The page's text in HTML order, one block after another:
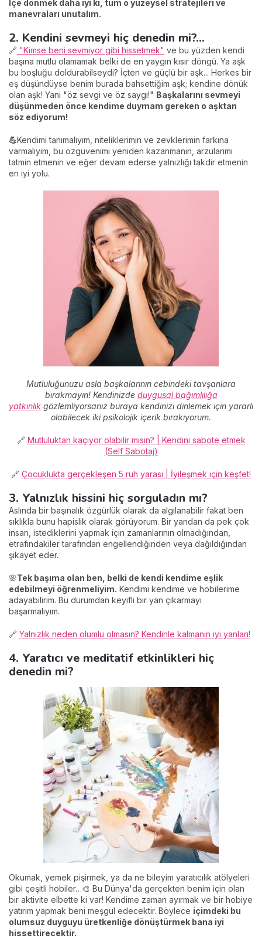
İçe dönmek daha iyi ki, tüm o yüzeysel stratejileri ve
manevraları unutalım.
2. Kendini sevmeyi hiç denedin mi?...
🔗 "Kimse beni sevmiyor gibi hissetmek" ve bu yüzden kendi
başına mutlu olamamak belki de en yaygın kısır döngü. Ya aşk
bu boşluğu doldurabilseydi? İçten ve güçlü bir aşk... Herkes bir
eş düşündüyse benim burada bahsettiğim aşk; kendine dönük
olan aşk! Yani "öz sevgi ve öz saygı!" Başkalarını sevmeyi
düşünmeden önce kendime duymam gereken o aşktan
söz ediyorum!
💪Kendimi tanımalıyım, niteliklerimin ve zevklerimin farkına
varmalıyım, bu özgüvenimi yeniden kazanmanın, arzularımı
tatmin etmenin ve eğer devam ederse yalnızlığı takdir etmenin
en iyi yolu.
Mutluluğunuzu asla başkalarının cebindeki tavşanlara
bırakmayın! Kendinizde duygusal bağımlılığa
yatkınlık gözlemliyorsanız buraya kendinizi dinlemek için yararlı
olabilecek iki psikolojik içerik bırakıyorum.
🔗 Mutluluktan kaçıyor olabilir misin? | Kendini sabote etmek
(Self Sabotaj)
🔗 Çocuklukta gerçekleşen 5 ruh yarası | İyileşmek için keşfet!
3. Yalnızlık hissini hiç sorguladın mı?
Aslında bir başınalık özgürlük olarak da algılanabilir fakat ben
sıklıkla bunu hapislik olarak görüyorum. Bir yandan da pek çok
insan, istediklerini yapmak için zamanlarının olmadığından,
etrafındakiler tarafından engellendiğinden veya dağıldığından
şikayet eder.
🌸Tek başıma olan ben, belki de kendi kendime eşlik
edebilmeyi öğrenmeliyim. Kendimi kendime ve hobilerime
adayabilirim. Bu durumdan keyifli bir yan çıkarmayı
başarmalıyım.
🔗 Yalnızlık neden olumlu olmasın? Kendinle kalmanın iyi yanları!
4. Yaratıcı ve meditatif etkinlikleri hiç
denedin mi?
Okumak, yemek pişirmek, ya da ne bileyim yaratıcılık atölyeleri
gibi çeşitli hobiler…🎨 Bu Dünya'da gerçekten benim için olan
bir aktivite elbette ki var! Kendime zaman ayırmak ve bir hobiye
yatırım yapmak beni meşgul edecektir. Böylece içimdeki bu
olumsuz duyguyu üretkenliğe dönüştürmek bana iyi
hissettirecektir.